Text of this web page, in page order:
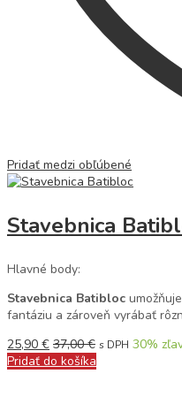
Pridať medzi obľúbené
Stavebnica
Hlavné body:
Stavebnica Batibloc
fantáziu a zároveň vyrábať
25,90 € 37,00€ s DPH 30%
Pridať do košíka